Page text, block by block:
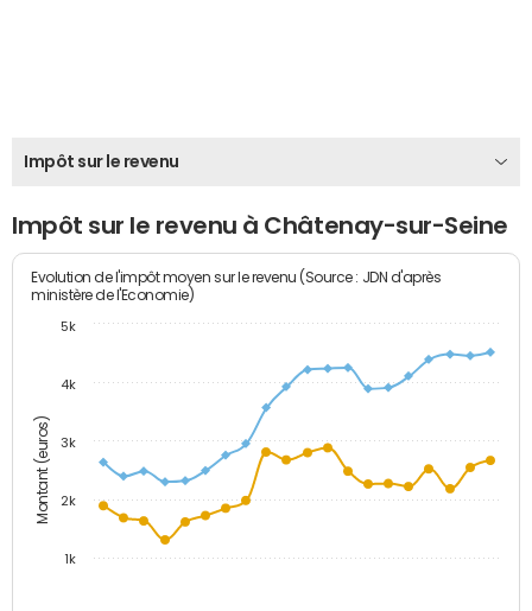
Impôt sur le revenu
Impôt sur le revenu à Châtenay-sur-Seine
Montant (euros)
Evolution de l'impôt moyen sur le revenu (Source : JDN d'après
ministère de l'Economie)
1k
2k
3k
4k
5k